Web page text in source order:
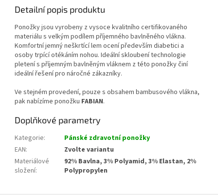
Detailní popis produktu
Ponožky jsou vyrobeny z vysoce kvalitního certifikovaného
materiálu s velkým podílem příjemného bavlněného vlákna.
Komfortní jemný neškrtící lem ocení především diabetici a
osoby trpící otékáním nohou. Ideální skloubení technologie
pletení s příjemným bavlněným vláknem z této ponožky činí
ideální řešení pro náročné zákazníky.
Ve stejném provedení, pouze s obsahem bambusového vlákna,
pak nabízíme ponožku FABIAN.
Doplňkové parametry
Kategorie:
Pánské zdravotní ponožky
EAN:
Zvolte variantu
Materiálové
složení:
92% Bavlna, 3% Polyamid, 3% Elastan, 2%
Polypropylen